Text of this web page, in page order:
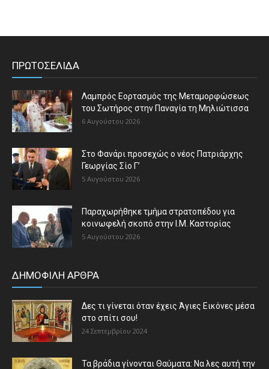
ΠΡΩΤΟΣΕΛΙΔΑ
Λαμπρός Εορτασμός της Μεταμορφώσεως
του Σωτήρος στην Παναγία τη Μηλιώτισσα
6 Αυγούστου 2026
Στο Φανάρι προσεχώς ο νέος Πατριάρχης
Γεωργίας Σίο Γ’
5 Αυγούστου 2026
Παραχωρήθηκε τμήμα στρατοπέδου για
κοινωφελή σκοπό στην Ι.Μ. Καστορίας
5 Αυγούστου 2026
ΔΗΜΟΦΙΛΗ ΑΡΘΡΑ
Δες τι γίνεται όταν έχεις Άγιες Εικόνες μέσα
στο σπίτι σου!
24 Σεπτεμβρίου 2024
Τα βράδια γίνονται Θαύματα: Να λες αυτή την